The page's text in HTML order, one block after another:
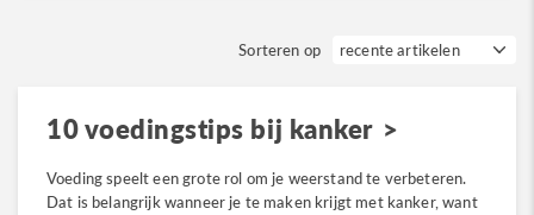
Sorteren op
10 voedingstips bij kanker
Voeding speelt een grote rol om je weerstand te verbeteren.
Dat is belangrijk wanneer je te maken krijgt met kanker, want